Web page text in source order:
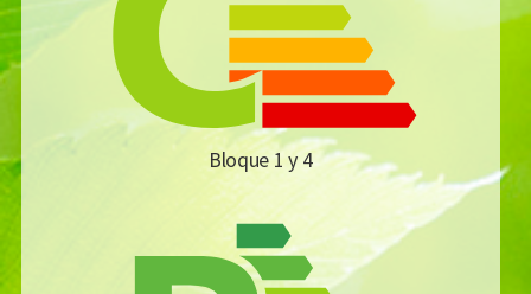
Bloque 1 y 4